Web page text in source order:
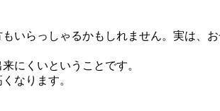
いらっしゃるかもしれません。実は、
にくいということです。
なります。